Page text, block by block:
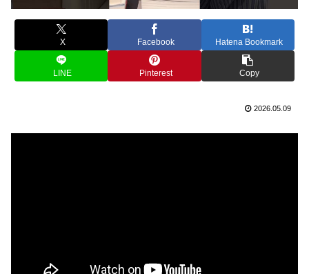
X Facebook Hatena Bookmark
LINE Pinterest Copy
2026.05.09